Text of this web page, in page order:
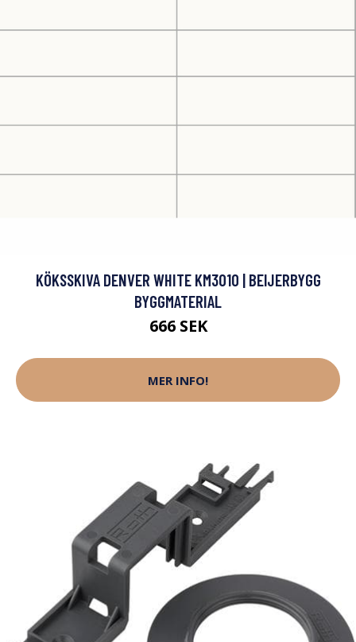
KÖKSSKIVA DENVER WHITE KM3010 | BEIJERBYGG
BYGGMATERIAL
666 SEK
MER INFO!